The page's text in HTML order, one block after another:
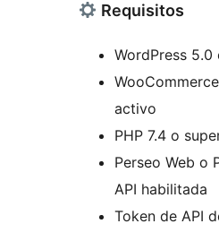
Requisitos
WordPress 5.0
activo
PHP 7.4 o
Perseo Web o
API habilitada
Token de API